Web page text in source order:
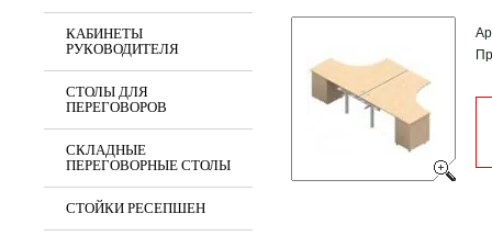
КАБИНЕТЫ
РУКОВОДИТЕЛЯ
СТОЛЫ ДЛЯ
ПЕРЕГОВОРОВ
СКЛАДНЫЕ
ПЕРЕГОВОРНЫЕ СТОЛЫ
СТОЙКИ РЕСЕПШЕН